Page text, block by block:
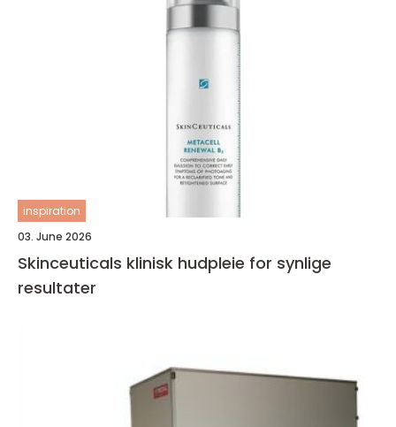
inspiration
03. June 2026
Skinceuticals klinisk hudpleie for synlige
resultater